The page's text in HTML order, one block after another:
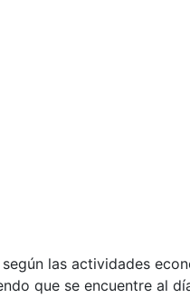
las actividades
que se encuentre al